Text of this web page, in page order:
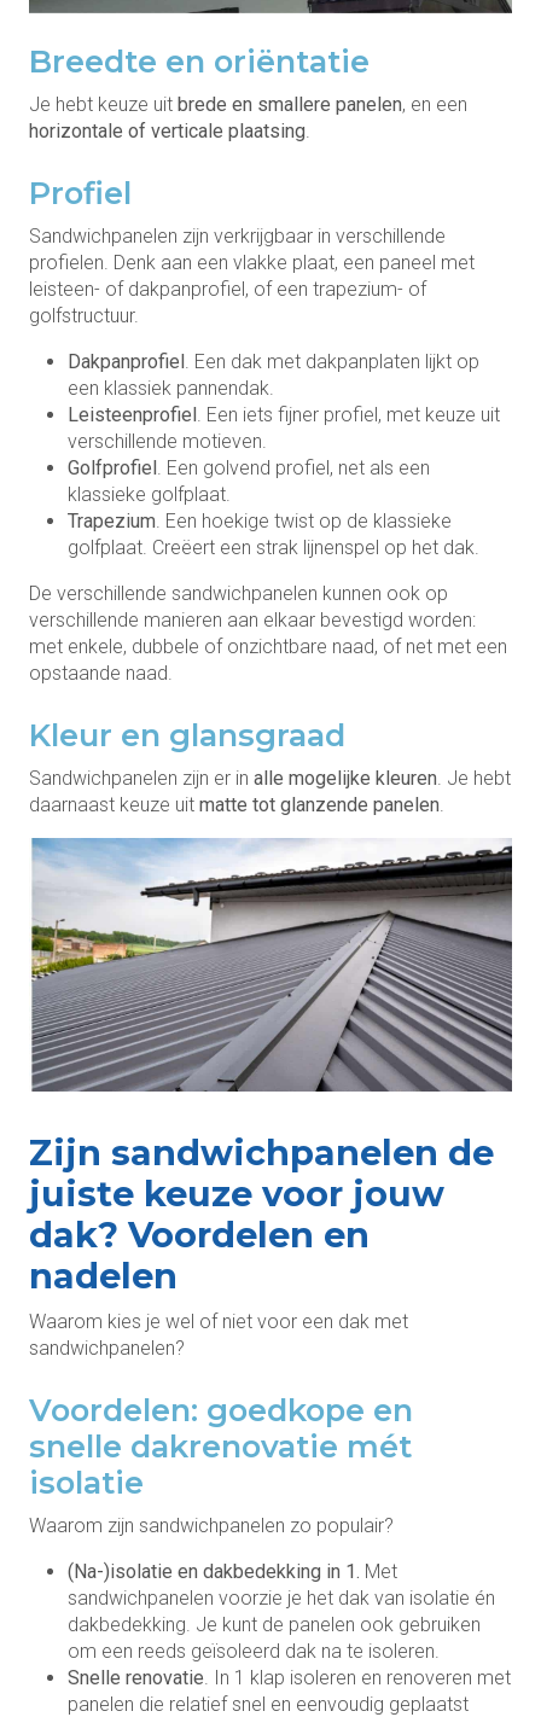
Breedte en oriëntatie
Je hebt keuze uit brede en smallere panelen, en een
horizontale of verticale plaatsing
Profiel
Sandwichpanelen zijn verkrijgbaar in verschillende
profielen. Denk aan een vlakke plaat, een paneel met
leisteen- of dakpanprofiel, of een trapezium- of
golfstructuur.
Dakpanprofiel . Een dak met dakpanplaten lijkt op
een klassiek pannendak.
Leisteenprofiel . Een iets fijner profiel, met keuze uit
verschillende motieven.
Golfprofiel . Een golvend profiel, net als een
klassieke golfplaat.
Trapezium . Een hoekige twist op de klassieke
golfplaat. Creëert een strak lijnenspel op het dak.
De verschillende sandwichpanelen kunnen ook op
verschillende manieren aan elkaar bevestigd worden:
met enkele, dubbele of onzichtbare naad, of net met een
opstaande naad.
Kleur en glansgraad
Sandwichpanelen zijn er in alle mogelijke kleuren . Je hebt
daarnaast keuze uit matte tot glanzende panelen
Zijn sandwichpanelen de
juiste keuze voor jouw
dak? Voordelen en
nadelen
Waarom kies je wel of niet voor een dak met
sandwichpanelen?
Voordelen: goedkope en
snelle dakrenovatie mét
isolatie
Waarom zijn sandwichpanelen zo populair?
(Na-)isolatie en dakbedekking in 1. Met
sandwichpanelen voorzie je het dak van isolatie én
dakbedekking. Je kunt de panelen ook gebruiken
om een reeds geïsoleerd dak na te isoleren.
Snelle renovatie . In 1 klap isoleren en renoveren met
panelen die relatief snel en eenvoudig geplaatst